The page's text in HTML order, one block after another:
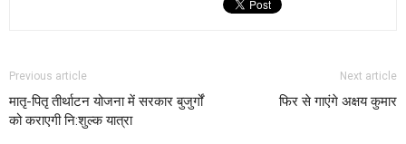
Previous article
मातृ-पितृ तीर्थाटन योजना में सरकार बुजुर्गों
को कराएगी नि:शुल्क यात्रा
Next article
फिर से गाएंगे अक्षय कुमार